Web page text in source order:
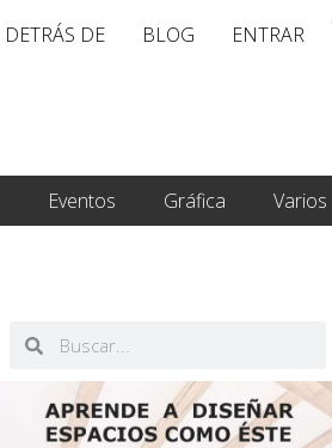
DETRÁS DE BLOG ENTRAR
Eventos Gráfica Varios